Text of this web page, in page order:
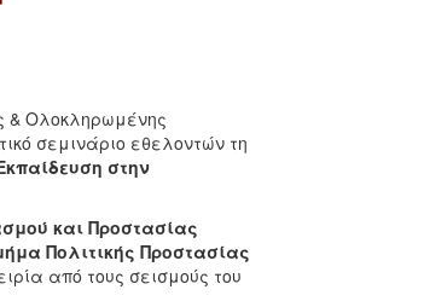
& Ολοκληρωμένης
σεμινάριο εθελοντών τη
στην
και Προστασίας
Πολιτικής Προστασίας
από τους σεισμούς του